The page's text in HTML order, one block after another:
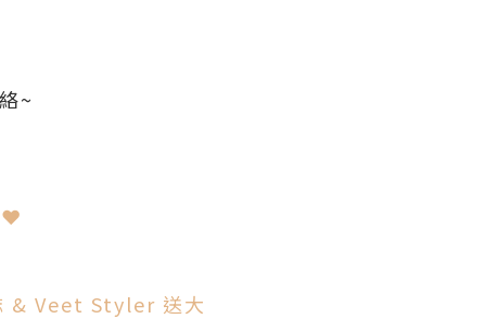
~
❤
& Veet Styler 送大